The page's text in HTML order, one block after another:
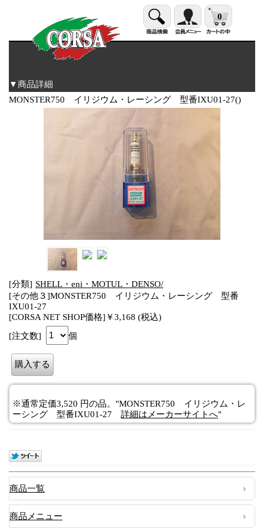
0
▼商品詳細
MONSTER750 イリジウム・レーシング 型番IXU01-27()
[分類] SHELL・eni・MOTUL・DENSO/
[その他３]MONSTER750 イリジウム・レーシング 型番
IXU01-27
[CORSA NET SHOP価格]￥3,168 (税込)
[注文数]
個
※通常定価3,520 円の品。"MONSTER750 イリジウム・レ
ーシング 型番IXU01-27 詳細はメーカーサイトへ"
商品一覧
商品メニュー